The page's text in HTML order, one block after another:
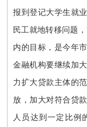
报到登记大学生就
民工就地转移问题
内的目标，是今年
金融机构要继续加
力扩大贷款主体的
放，加大对符合贷
人员达到一定比例